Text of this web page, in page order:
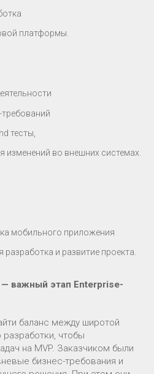
платформы.
тесты,
изменений во внешних системах.
мобильного приложения
и развитие проекта.
важный этап Enterprise-
баланс между широтой
чтобы
на MVP. Заказчиком были
бизнес-требования и